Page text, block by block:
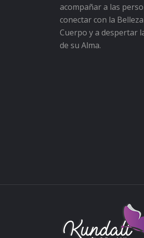
acompañar a las
conectar con la
Cuerpo y a despertar
de su Alma.